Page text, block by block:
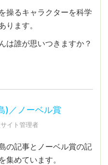
操るキャラクターを科学
ります。
は誰が思いつきますか？
)／ノーベル賞
イト管理者
の記事とノーベル賞の記
集めています。